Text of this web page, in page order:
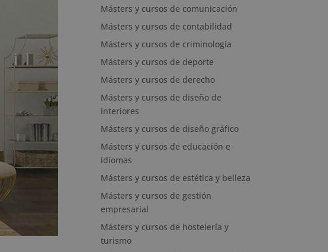
Másters y cursos de comunicación
Másters y cursos de contabilidad
Másters y cursos de criminología
Másters y cursos de deporte
Másters y cursos de derecho
Másters y cursos de diseño de
interiores
Másters y cursos de diseño gráfico
Másters y cursos de educación e
idiomas
Másters y cursos de estética y belleza
Másters y cursos de gestión
empresarial
Másters y cursos de hostelería y
turismo